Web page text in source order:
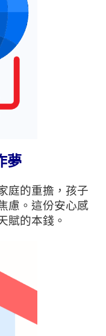
夢
庭的重擔，孩子
慮。這份安心感
賦的本錢。